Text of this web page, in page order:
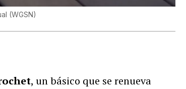
(WGSN)
, un básico que se renueva